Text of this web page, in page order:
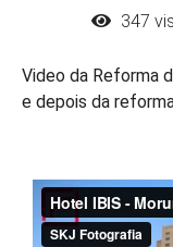
347
Video da Reforma
e depois da